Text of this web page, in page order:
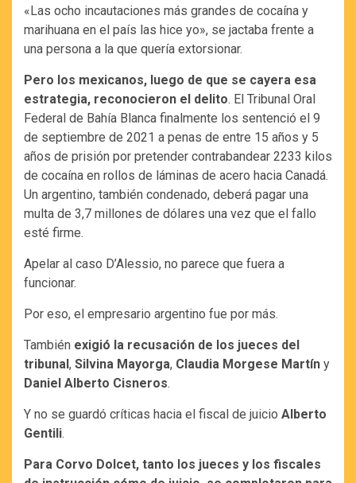
«Las ocho incautaciones más grandes de cocaína y
marihuana en el país las hice yo», se jactaba frente a
una persona a la que quería extorsionar.
Pero los mexicanos, luego de que se cayera esa
estrategia, reconocieron el delito. El Tribunal Oral
Federal de Bahía Blanca finalmente los sentenció el 9
de septiembre de 2021 a penas de entre 15 años y 5
años de prisión por pretender contrabandear 2233 kilos
de cocaína en rollos de láminas de acero hacia Canadá.
Un argentino, también condenado, deberá pagar una
multa de 3,7 millones de dólares una vez que el fallo
esté firme.
Apelar al caso D’Alessio, no parece que fuera a
funcionar.
Por eso, el empresario argentino fue por más.
También exigió la recusación de los jueces del
tribunal, Silvina Mayorga, Claudia Morgese Martín y
Daniel Alberto Cisneros.
Y no se guardó críticas hacia el fiscal de juicio Alberto
Gentili.
Para Corvo Dolcet, tanto los jueces y los fiscales